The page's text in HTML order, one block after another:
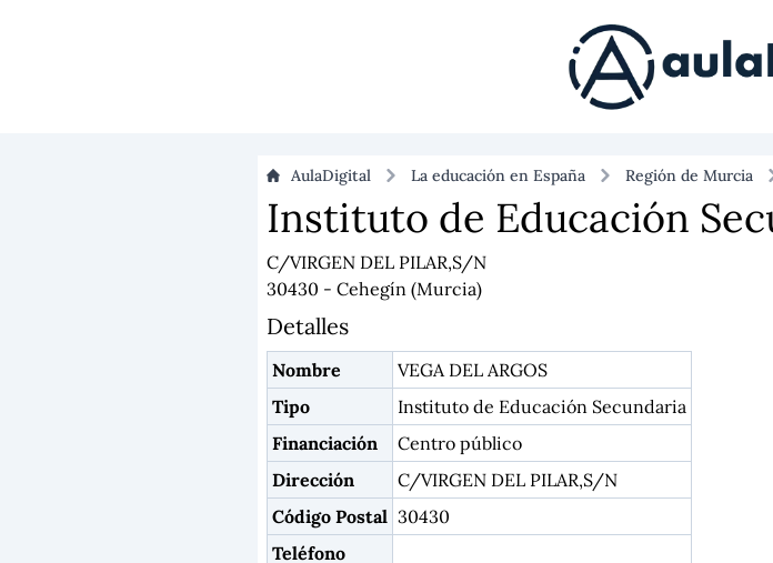
AulaDigital La educación en España Región de Murcia
Instituto de Educación
C/VIRGEN DEL PILAR,S/N
30430 - Cehegín (Murcia)
Detalles
Nombre
VEGA DEL ARGOS
Tipo
Instituto de Educación Secundaria
Financiación
Centro público
Dirección
C/VIRGEN DEL PILAR,S/N
Código Postal 30430
Teléfono